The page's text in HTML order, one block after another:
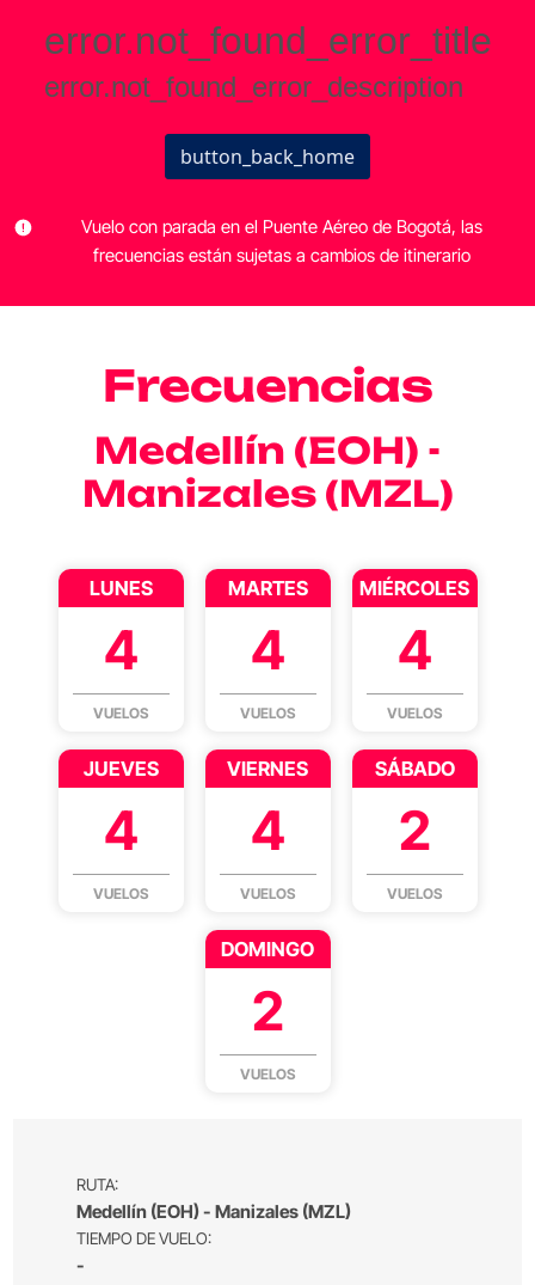
Vuelo con parada en el Puente Aéreo de Bogotá, las
frecuencias están sujetas a cambios de itinerario
Frecuencias
Medellín (EOH) -
Manizales (MZL)
LUNES
4
VUELOS
MARTES
4
VUELOS
MIÉRCOLES
4
VUELOS
JUEVES
4
VUELOS
VIERNES
4
VUELOS
SÁBADO
2
VUELOS
DOMINGO
2
VUELOS
RUTA:
Medellín (EOH) - Manizales (MZL)
TIEMPO DE VUELO:
-